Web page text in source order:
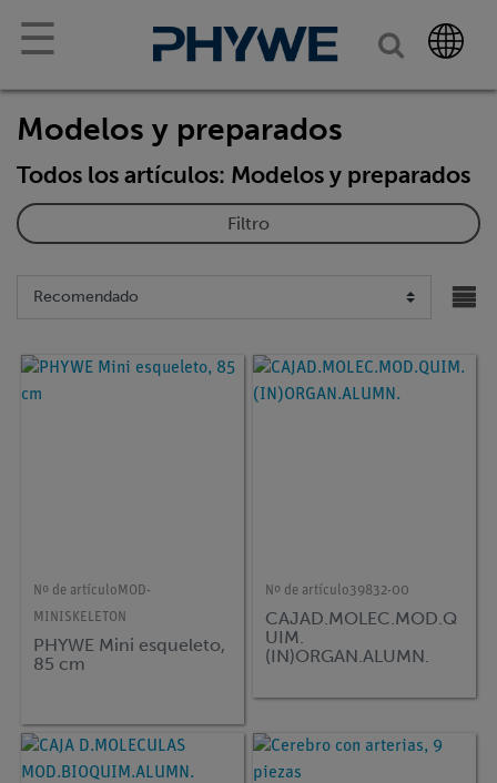
☰
Modelos y preparados
Todos los artículos: Modelos y preparados
Filtro
Nº de artículo MOD-
MINISKELETON
PHYWE Mini esqueleto,
85 cm
Nº de artículo39832-00
CAJAD.MOLEC.MOD.Q
UIM.
(IN)ORGAN.ALUMN.